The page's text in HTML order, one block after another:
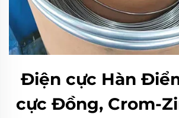
Điện cực Hàn
cực Đồng, Crom-